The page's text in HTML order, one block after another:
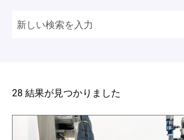
28 結果が見つかりました